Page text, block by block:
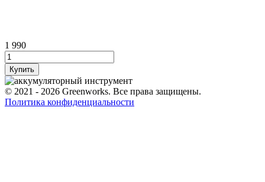
1 990
© 2021 - 2026 Greenworks. Все права защищены.
Политика конфиденциальности